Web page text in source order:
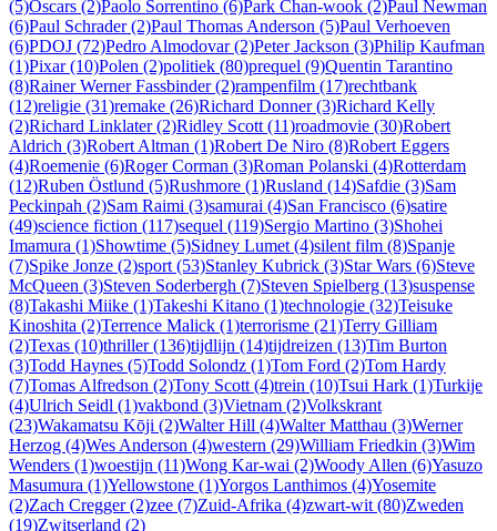
(5)Oscars (2)Paolo Sorrentino (6)Park Chan-wook (2)Paul Newman
(6)Paul Schrader (2)Paul Thomas Anderson (5)Paul Verhoeven
(6)PDOJ (72)Pedro Almodovar (2)Peter Jackson (3)Philip Kaufman
(1)Pixar (10)Polen (2)politiek (80)prequel (9)Quentin Tarantino
(8)Rainer Werner Fassbinder (2)rampenfilm (17)rechtbank
(12)religie (31)remake (26)Richard Donner (3)Richard Kelly
(2)Richard Linklater (2)Ridley Scott (11)roadmovie (30)Robert
Aldrich (3)Robert Altman (1)Robert De Niro (8)Robert Eggers
(4)Roemenie (6)Roger Corman (3)Roman Polanski (4)Rotterdam
(12)Ruben Östlund (5)Rushmore (1)Rusland (14)Safdie (3)Sam
Peckinpah (2)Sam Raimi (3)samurai (4)San Francisco (6)satire
(49)science fiction (117)sequel (119)Sergio Martino (3)Shohei
Imamura (1)Showtime (5)Sidney Lumet (4)silent film (8)Spanje
(7)Spike Jonze (2)sport (53)Stanley Kubrick (3)Star Wars (6)Steve
McQueen (3)Steven Soderbergh (7)Steven Spielberg (13)suspense
(8)Takashi Miike (1)Takeshi Kitano (1)technologie (32)Teisuke
Kinoshita (2)Terrence Malick (1)terrorisme (21)Terry Gilliam
(2)Texas (10)thriller (136)tijdlijn (14)tijdreizen (13)Tim Burton
(3)Todd Haynes (5)Todd Solondz (1)Tom Ford (2)Tom Hardy
(7)Tomas Alfredson (2)Tony Scott (4)trein (10)Tsui Hark (1)Turkije
(4)Ulrich Seidl (1)vakbond (3)Vietnam (2)Volkskrant
(23)Wakamatsu Kōji (2)Walter Hill (4)Walter Matthau (3)Werner
Herzog (4)Wes Anderson (4)western (29)William Friedkin (3)Wim
Wenders (1)woestijn (11)Wong Kar-wai (2)Woody Allen (6)Yasuzo
Masumura (1)Yellowstone (1)Yorgos Lanthimos (4)Yosemite
(2)Zach Cregger (2)zee (7)Zuid-Afrika (4)zwart-wit (80)Zweden
(19)Zwitserland (2)